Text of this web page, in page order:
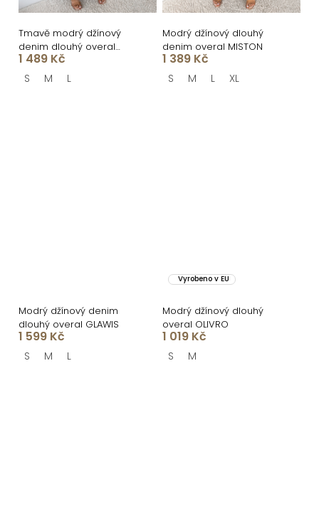
Tmavě modrý džínový
denim dlouhý overal
ZENTRO
1 489 Kč
S M L
Modrý džínový dlouhý
denim overal MISTON
1 389 Kč
S M L XL
Modrý džínový denim
dlouhý overal GLAWIS
1 599 Kč
S M L
Vyrobeno v EU
Modrý džínový dlouhý
overal OLIVRO
1 019 Kč
S M